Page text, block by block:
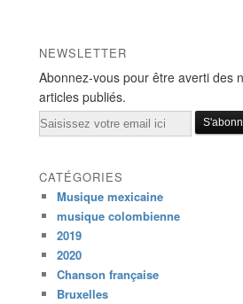
NEWSLETTER
Abonnez-vous pour être averti des
articles publiés.
Email
CATÉGORIES
Musique mexicaine
musique colombienne
2019
2020
Chanson française
Bruxelles